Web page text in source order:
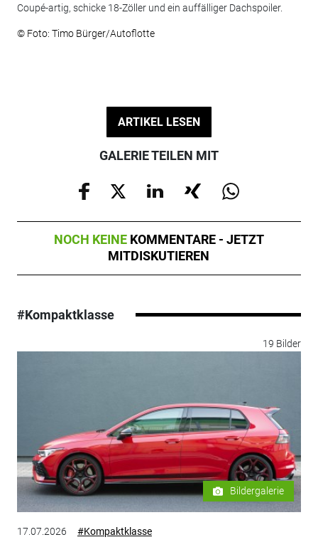
Coupé-artig, schicke 18-Zöller und ein auffälliger Dachspoiler.
© Foto: Timo Bürger/Autoflotte
ARTIKEL LESEN
GALERIE TEILEN MIT
NOCH KEINE KOMMENTARE - JETZT
MITDISKUTIEREN
#Kompaktklasse
19 Bilder
Bildergalerie
17.07.2026 #Kompaktklasse